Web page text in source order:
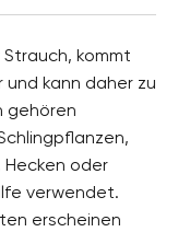
kommt
kann daher zu
gehören
Hecken oder
verwendet.
erscheinen